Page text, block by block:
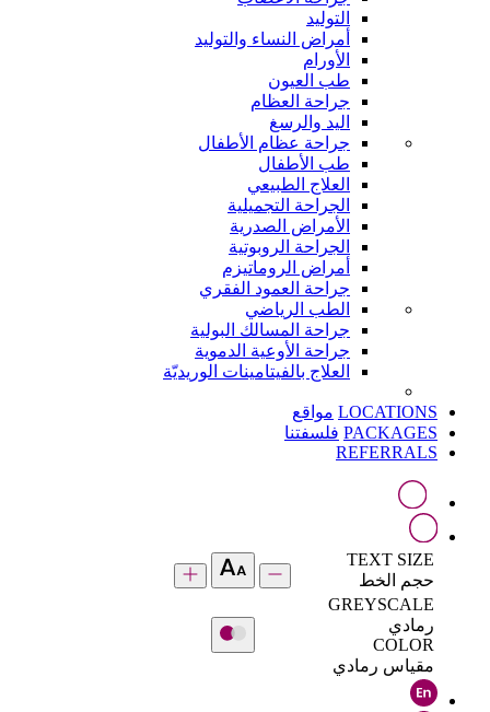
التوليد
أمراض النساء والتوليد
الأورام
طب العيون
جراحة العظام
اليد والرسغ
جراحة عظام الأطفال
طب الأطفال
العلاج الطبيعي
الجراحة التجميلية
الأمراض الصدرية
الجراحة الروبوتية
أمراض الروماتيزم
جراحة العمود الفقري
الطب الرياضي
جراحة المسالك البولية
جراحة الأوعية الدموية
العلاج بالفيتامينات الوريديّة
LOCATIONS مواقع
PACKAGES فلسفتنا
REFERRALS
TEXT SIZE
حجم الخط
GREYSCALE
رمادي
COLOR
مقياس رمادي